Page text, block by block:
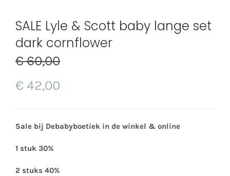
SALE Lyle & Scott baby lange set
dark cornflower
€60,00
€ 42,00
Sale bij Debabyboetiek in de winkel & online
1 stuk 30%
2 stuks 40%